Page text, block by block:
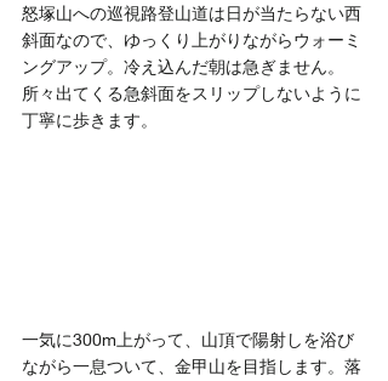
怒塚山への巡視路登山道は日が当たらない西
斜面なので、ゆっくり上がりながらウォーミ
ングアップ。冷え込んだ朝は急ぎません。
所々出てくる急斜面をスリップしないように
丁寧に歩きます。
一気に300m上がって、山頂で陽射しを浴び
ながら一息ついて、金甲山を目指します。落